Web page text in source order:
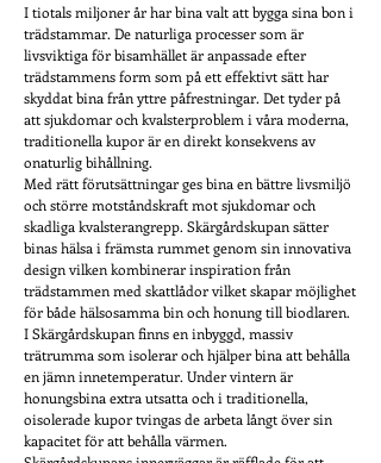
I tiotals miljoner år har bina valt att bygga sina bon i
trädstammar. De naturliga processer som är
livsviktiga för bisamhället är anpassade efter
trädstammens form som på ett effektivt sätt har
skyddat bina från yttre påfrestningar. Det tyder på
att sjukdomar och kvalsterproblem i våra moderna,
traditionella kupor är en direkt konsekvens av
onaturlig bihållning.
Med rätt förutsättningar ges bina en bättre livsmiljö
och större motståndskraft mot sjukdomar och
skadliga kvalsterangrepp. Skärgårdskupan sätter
binas hälsa i främsta rummet genom sin innovativa
design vilken kombinerar inspiration från
trädstammen med skattlådor vilket skapar möjlighet
för både hälsosamma bin och honung till biodlaren.
I Skärgårdskupan finns en inbyggd, massiv
trätrumma som isolerar och hjälper bina att behålla
en jämn innetemperatur. Under vintern är
honungsbina extra utsatta och i traditionella,
oisolerade kupor tvingas de arbeta långt över sin
kapacitet för att behålla värmen.